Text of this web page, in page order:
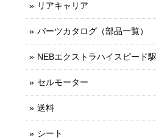
リアキャリア
パーツカタログ（部品一覧）
NEBエクストラハイスピード
セルモーター
送料
シート